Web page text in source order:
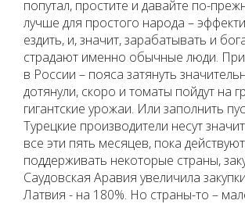
попутал, простите и давайте по-
лучше для простого народа –
ездить, и, значит, зарабатывать и
страдают именно обычные люди.
в России – пояса затянуть
дотянули, скоро и томаты пойдут на
гигантские урожаи. Или заполнить
Турецкие производители несут
все эти пять месяцев, пока
поддерживать некоторые страны,
Саудовская Аравия увеличила
Латвия - на 180%. Но страны-то –